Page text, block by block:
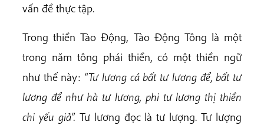
vấn đề thực tập.
Trong thiền Tào Động, Tào Động Tông là một
trong năm tông phái thiền, có một thiền ngữ
như thế này: “Tư lương cá bất tư lương để, bất tư
lương để như hà tư lương, phi tư lương thị thiền
chi yếu giả”.Tư lương đọc là tư lượng. Tư lượng